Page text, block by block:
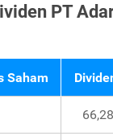
PT
Saham
66,28